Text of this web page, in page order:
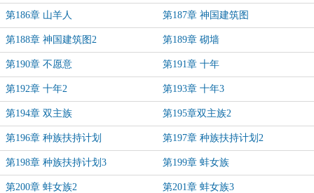
第186章 山羊人 第187章 神国建筑图
第188章 神国建筑图2 第189章 砌墙
第190章 不愿意 第191章 十年
第192章 十年2 第193章 十年3
第194章 双主族 第195章双主族2
第196章 种族扶持计划 第197章 种族扶持计划2
第198章 种族扶持计划3 第199章 蚌女族
第200章 蚌女族2 第201章 蚌女族3